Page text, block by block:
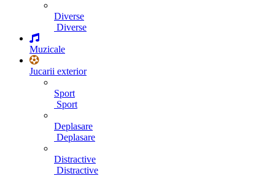
Diverse
Diverse
Muzicale
Jucarii exterior
Sport
Sport
Deplasare
Deplasare
Distractive
Distractive